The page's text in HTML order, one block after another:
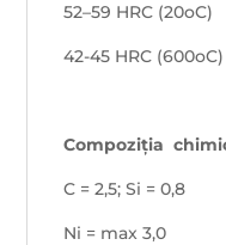
52–59 HRC (20oC)
42-45 HRC (600oC)
Compoziția
C = 2,5; Si = 0,8
Ni = max 3,0